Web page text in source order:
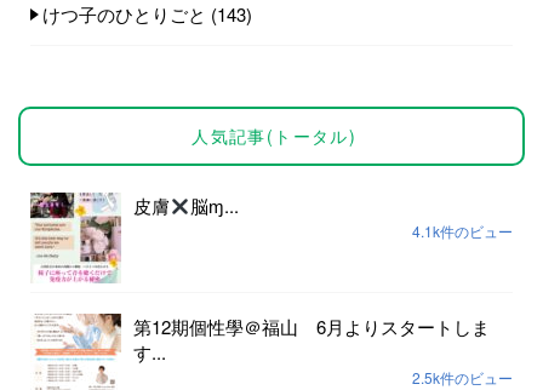
けつ子のひとりごと (143)
人気記事(トータル)
皮膚 脳ɱ...
4.1k件のビュー
第12期個性學＠福山 6月よりスタートしま
す...
2.5k件のビュー